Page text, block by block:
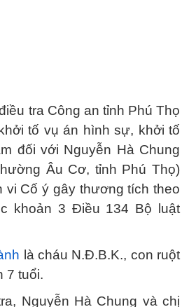
tra Công an tỉnh Phú Thọ
tố vụ án hình sự, khởi tố
đối với Nguyễn Hà Chung
Âu Cơ, tỉnh Phú Thọ)
vi Cố ý gây thương tích theo
khoản 3 Điều 134 Bộ luật
là cháu N.Đ.B.K., con ruột
7 tuổi.
Nguyễn Hà Chung và chị